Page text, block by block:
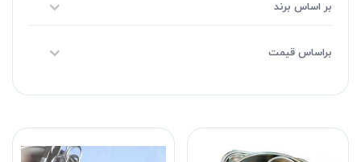
بر اساس برند
براساس قیمت